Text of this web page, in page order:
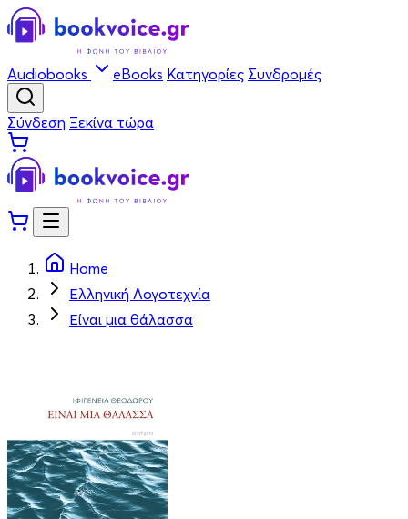
Audiobooks eBooks Κατηγορίες Συνδρομές
Σύνδεση Ξεκίνα τώρα
Home
Ελληνική Λογοτεχνία
Είναι μια θάλασσα